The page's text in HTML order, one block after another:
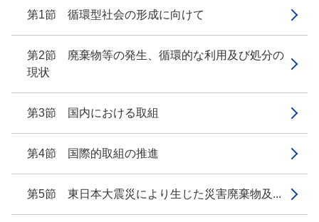
第1節 循環型社会の形成に向けて
第2節 廃棄物等の発生、循環的な利用及び処分の
現状
第3節 国内における取組
第4節 国際的取組の推進
第5節 東日本大震災により生じた災害廃棄物及...